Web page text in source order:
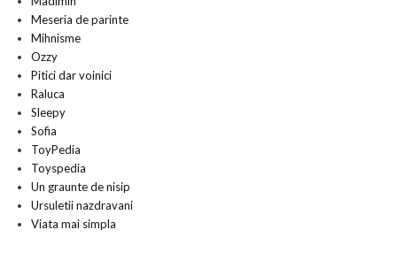
Meseria de parinte
Mihnisme
Ozzy
Pitici dar voinici
Raluca
Sleepy
Sofia
ToyPedia
Toyspedia
Un graunte de nisip
Ursuletii nazdravani
Viata mai simpla